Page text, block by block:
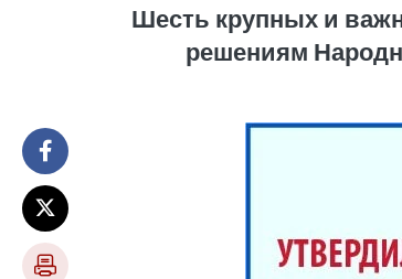
Шесть крупных и
решениям